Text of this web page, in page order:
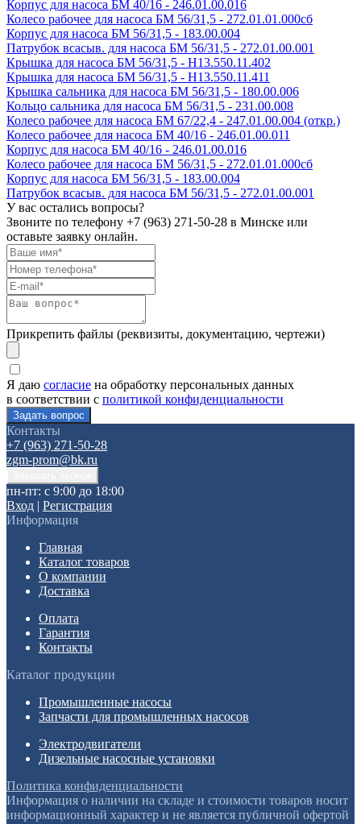
Корпус для насоса БМ 40/16 - 246.01.00.016
Колесо рабочее для насоса БМ 56/31,5 - 272.01.01.000сб
Корпус для насоса БМ 56/31,5 - 183.00.004
Патрубок всасыв. для насоса БМ 56/31,5 - 272.01.00.001
Крышка для насоса БМ 56/31,5 - Н13.550.11.402
Крышка для насоса БМ 56/31,5 - Н13.550.11.411
Крышка сальника для насоса БМ 56/31,5 - 180.00.006
Кольцо сальника для насоса БМ 56/31,5 - 231.00.008
Колесо рабочее для насоса БМ 67/22,4 - 247.01.00.004 (откр.)
Колесо рабочее для насоса БМ 40/16 - 246.01.00.011
Корпус для насоса БМ 40/16 - 246.01.00.016
Колесо рабочее для насоса БМ 56/31,5 - 272.01.01.000сб
Корпус для насоса БМ 56/31,5 - 183.00.004
Патрубок всасыв. для насоса БМ 56/31,5 - 272.01.00.001
У вас остались вопросы?
Звоните по телефону +7 (963) 271-50-28 в Минске или
оставьте заявку онлайн.
Прикрепить файлы (реквизиты, документацию, чертежи)
Я даю согласие на обработку персональных данных
в соответствии с политикой конфиденциальности
Контакты
+7 (963) 271-50-28
zgm-prom@bk.ru
пн-пт: с 9:00 до 18:00
Вход | Регистрация
Информация
Главная
Каталог товаров
О компании
Доставка
Оплата
Гарантия
Контакты
Каталог продукции
Промышленные насосы
Запчасти для промышленных насосов
Электродвигатели
Дизельные насосные установки
Политика конфиденциальности
Информация о наличии на складе и стоимости товаров носит
информационный характер и не является публичной офертой